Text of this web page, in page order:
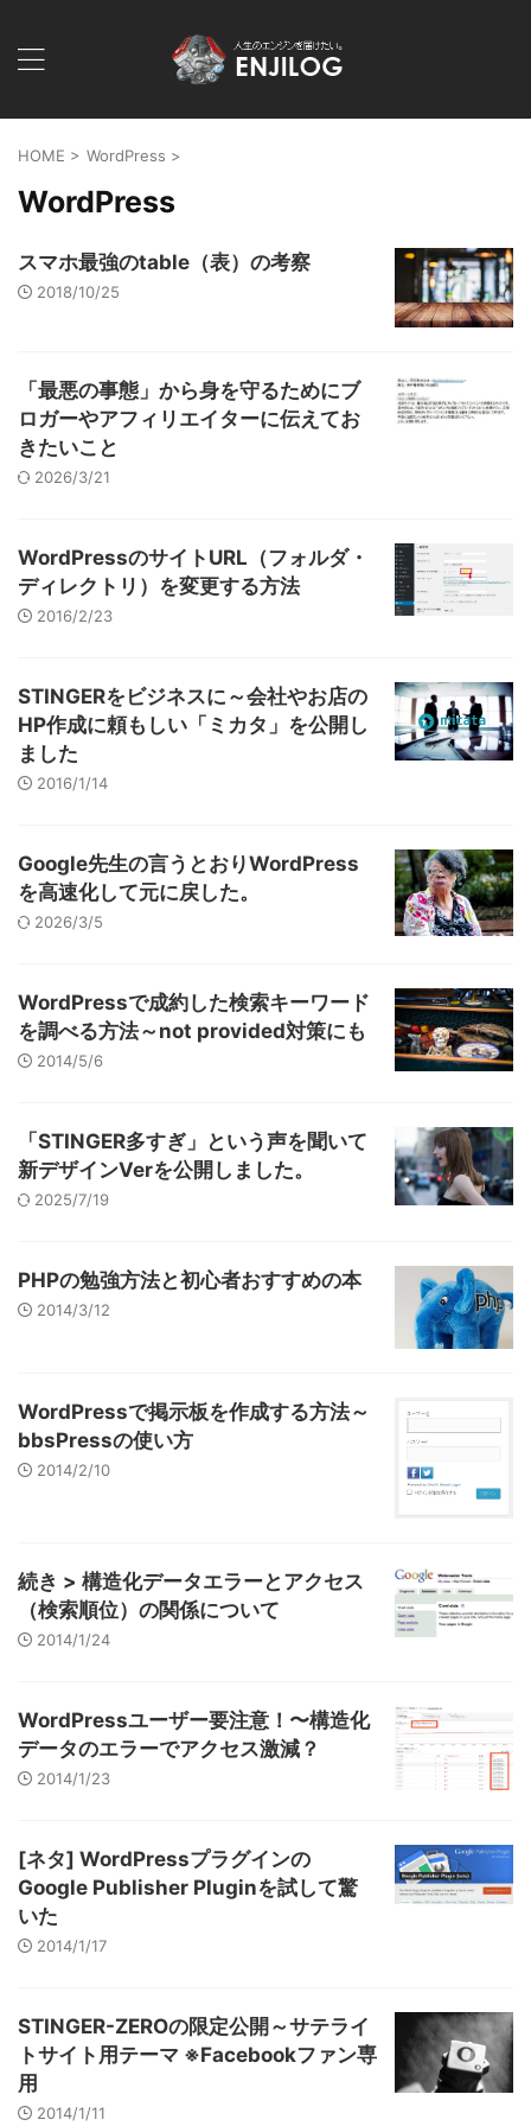
HOME > WordPress >
WordPress
スマホ最強のtable（表）の考察
2018/10/25
「最悪の事態」から身を守るためにブ
ロガーやアフィリエイターに伝えてお
きたいこと
2026/3/21
WordPressのサイトURL（フォルダ・
ディレクトリ）を変更する方法
2016/2/23
STINGERをビジネスに～会社やお店の
HP作成に頼もしい「ミカタ」を公開し
ました
2016/1/14
Google先生の言うとおりWordPress
を高速化して元に戻した。
2026/3/5
WordPressで成約した検索キーワード
を調べる方法～not provided対策にも
2014/5/6
「STINGER多すぎ」という声を聞いて
新デザインVerを公開しました。
2025/7/19
PHPの勉強方法と初心者おすすめの本
2014/3/12
WordPressで掲示板を作成する方法～
bbsPressの使い方
2014/2/10
続き > 構造化データエラーとアクセス
（検索順位）の関係について
2014/1/24
WordPressユーザー要注意！〜構造化
データのエラーでアクセス激減？
2014/1/23
[ネタ] WordPressプラグインの
Google Publisher Pluginを試して驚
いた
2014/1/17
STINGER-ZEROの限定公開～サテライ
トサイト用テーマ ※Facebookファン専
用
2014/1/11